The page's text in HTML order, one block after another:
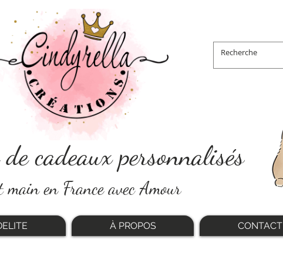
cadeaux personnalisés
main en France avec Amour
À PROPOS CONTACT